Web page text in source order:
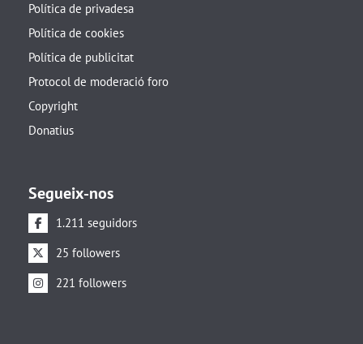
Política de privadesa
Política de cookies
Política de publicitat
Protocol de moderació foro
Copyright
Donatius
Segueix-nos
1.211 seguidors
25 followers
221 followers